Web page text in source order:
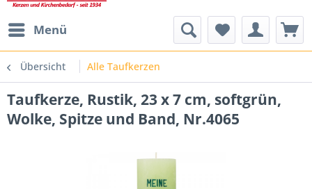
Menü
Übersicht Alle Taufkerzen
Taufkerze, Rustik, 23 x 7 cm, softgrün,
Wolke, Spitze und Band, Nr.4065